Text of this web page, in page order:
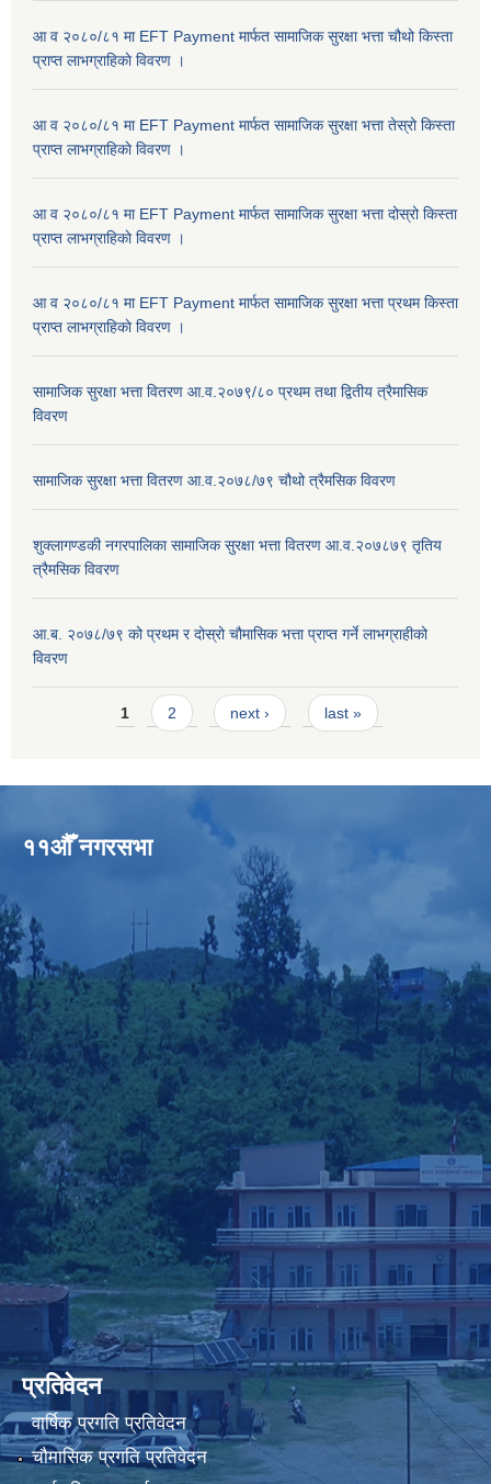
आ व २०८०/८१ मा EFT Payment मार्फत सामाजिक सुरक्षा भत्ता चौथो किस्ता
प्राप्त लाभग्राहिकाे विवरण ।
आ व २०८०/८१ मा EFT Payment मार्फत सामाजिक सुरक्षा भत्ता तेस्रो किस्ता
प्राप्त लाभग्राहिकाे विवरण ।
आ व २०८०/८१ मा EFT Payment मार्फत सामाजिक सुरक्षा भत्ता दोस्रो किस्ता
प्राप्त लाभग्राहिकाे विवरण ।
आ व २०८०/८१ मा EFT Payment मार्फत सामाजिक सुरक्षा भत्ता प्रथम किस्ता
प्राप्त लाभग्राहिकाे विवरण ।
सामाजिक सुरक्षा भत्ता वितरण आ.व.२०७९/८० प्रथम तथा द्वितीय त्रैमासिक
विवरण
सामाजिक सुरक्षा भत्ता वितरण आ.व.२०७८/७९ चौथो त्रैमसिक विवरण
शुक्लागण्डकी नगरपालिका सामाजिक सुरक्षा भत्ता वितरण आ.व.२०७८७९ तृतिय
त्रैमसिक विवरण
आ.ब. २०७८/७९ को प्रथम र दोस्रो चौमासिक भत्ता प्राप्त गर्ने लाभग्राहीको
विवरण
Pages1 2 next › last »
११औँ नगरसभा
प्रतिवेदन
वार्षिक प्रगति प्रतिवेदन
चौमासिक प्रगति प्रतिवेदन